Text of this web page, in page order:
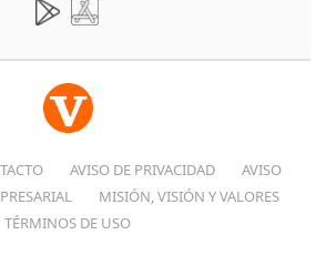
AVISO DE PRIVACIDAD
AVISO
MISIÓN, VISIÓN Y VALORES
TÉRMINOS DE USO